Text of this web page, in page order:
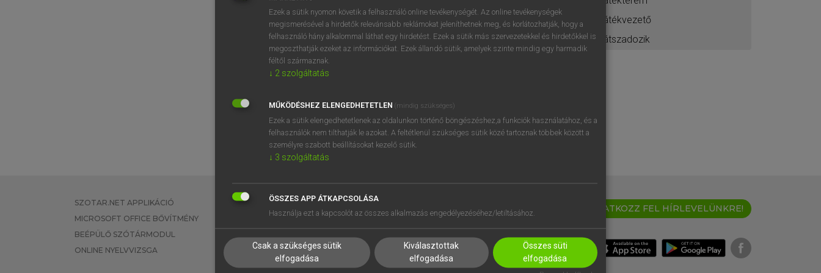
játékvezető
játszadozik
SZOTAR.NET APPLIKÁCIÓ
MICROSOFT OFFICE BŐVÍTMÉNY
BEÉPÜLŐ SZÓTÁRMODUL
ONLINE NYELVVIZSGA
EGYÉNI FELHASZNÁLÓKNAK
TANULÓKNAK
VÁLLALATI MEGOLDÁSOK
SÚGÓ
RÓLUNK
SÜTI BEÁLLÍTÁSOK
IRATKOZZ FEL HÍRLEVELÜNKRE!
Ezek a sütik nyomon követik a felhasználó online tevékenységét. Az online tevékenységek
megismerésével a hirdetők relevánsabb reklámokat jeleníthetnek meg, és korlátozhatják, hogy a
felhasználó hány alkalommal láthat egy hirdetést. Ezek a sütik más szervezetekkel és hirdetőkkel is
megoszthatják ezeket az információkat. Ezek állandó sütik, amelyek szinte mindig egy harmadik
féltől származnak.
↓ 2 szolgáltatás
MŰKÖDÉSHEZ ELENGEDHETETLEN (mindig szükséges)
Ezek a sütik elengedhetetlenek az oldalunkon történő böngészéshez,a funkciók használatához, és a
felhasználók nem tilthatják le azokat. A feltétlenül szükséges sütik közé tartoznak többek között a
személyre szabott beállításokat kezelő sütik.
↓ 3 szolgáltatás
ÖSSZES APP ÁTKAPCSOLÁSA
Használja ezt a kapcsolót az összes alkalmazás engedélyezéséhez/letiltásához.
Csak a szükséges sütik
elfogadása
Kiválasztottak
elfogadása
Összes süti
elfogadása